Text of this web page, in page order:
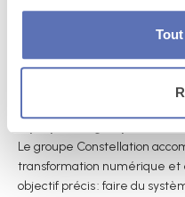
du groupe, renforcer la
leadership ambitieux,
Officer du groupe
Le groupe Constellation
transformation numérique
objectif précis : faire du